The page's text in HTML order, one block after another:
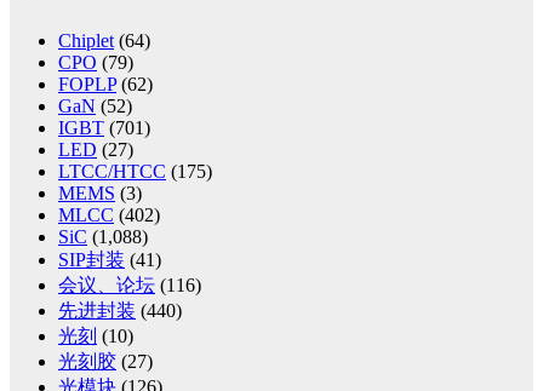
Chiplet (64)
CPO (79)
FOPLP(62)
GaN (52)
IGBT (701)
LED (27)
LTCC/HTCC (175)
MEMS (3)
MLCC (402)
SiC (1,088)
SIP封装 (41)
会议、论坛 (116)
先进封装 (440)
光刻 (10)
光刻胶 (27)
光模块 (126)